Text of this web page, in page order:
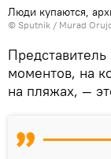
Люди купаются,
© Sputnik / Murad
моментов, на
на пляжах, —